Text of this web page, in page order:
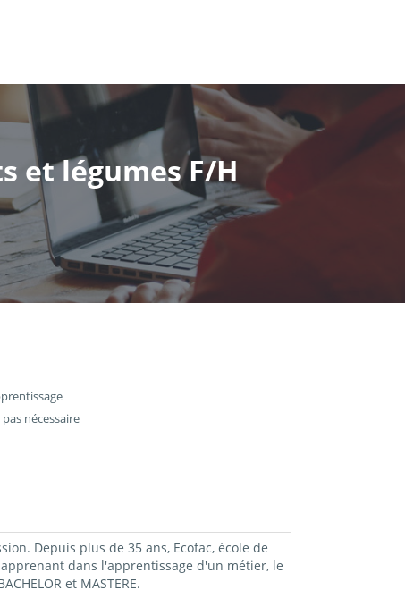
et légumes F/H
nécessaire
Depuis plus de 35 ans, Ecofac, école de
dans l'apprentissage d'un métier, le
et MASTERE.